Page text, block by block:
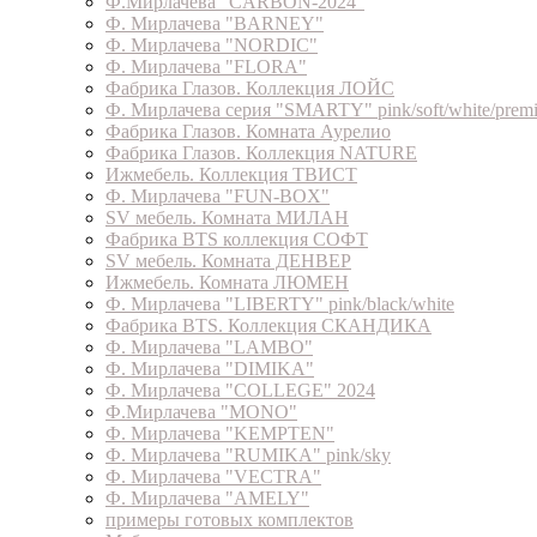
Ф. Мирлачева "BARNEY"
Ф. Мирлачева "NORDIC"
Ф. Мирлачева "FLORA"
Фабрика Глазов. Коллекция ЛОЙС
Ф. Мирлачева серия "SMARTY" pink/soft/white/
Фабрика Глазов. Комната Аурелио
Фабрика Глазов. Коллекция NATURE
Ижмебель. Коллекция ТВИСТ
Ф. Мирлачева "FUN-BOX"
SV мебель. Комната МИЛАН
Фабрика BTS коллекция СОФТ
SV мебель. Комната ДЕНВЕР
Ижмебель. Комната ЛЮМЕН
Ф. Мирлачева "LIBERTY" pink/black/white
Фабрика BTS. Коллекция СКАНДИКА
Ф. Мирлачева "LAMBO"
Ф. Мирлачева "DIMIKA"
Ф. Мирлачева "COLLEGE" 2024
Ф.Мирлачева "MONO"
Ф. Мирлачева "KEMPTEN"
Ф. Мирлачева "RUMIKA" pink/sky
Ф. Мирлачева "VECTRA"
Ф. Мирлачева "AMELY"
примеры готовых комплектов